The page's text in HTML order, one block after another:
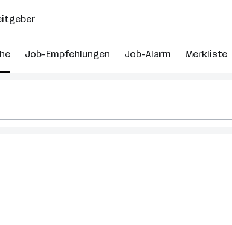
Job-Empfehlungen Job-Alarm Merkliste